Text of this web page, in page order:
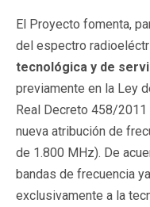
El Proyecto fomenta,
del espectro
tecnológica y de
previamente en la Ley
Real Decreto 458/
nueva atribución de
de 1.800 MHz). De
bandas de frecuencia
exclusivamente a la